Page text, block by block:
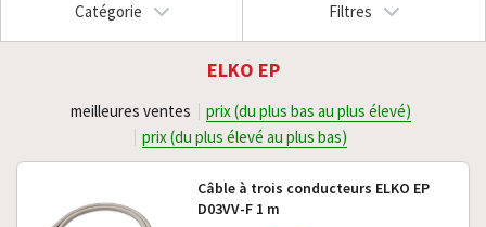
Catégorie Filtres
ELKO EP
meilleures ventes
prix (du plus bas au plus élevé)
prix (du plus élevé au plus bas)
Câble à trois conducteurs ELKO EP
D03VV-F 1 m